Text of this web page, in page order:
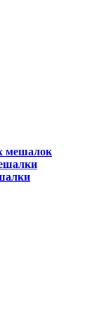
мешалок